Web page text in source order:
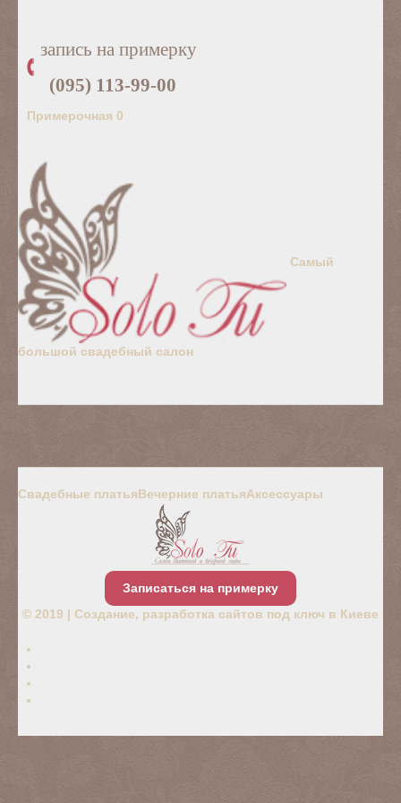
запись на примерку
(095) 113-99-00
Примерочная 0
Самый
большой свадебный салон
Свадебные платьяВечерние платьяАксессуары
Записаться на примерку
© 2019 | Создание, разработка сайтов под ключ в Киеве